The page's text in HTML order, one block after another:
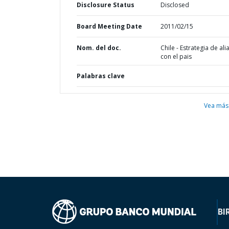
Disclosure Status Disclosed
Board Meeting Date 2011/02/15
Nom. del doc.
Chile - Estrategia de
con el pais
Palabras clave
Vea más